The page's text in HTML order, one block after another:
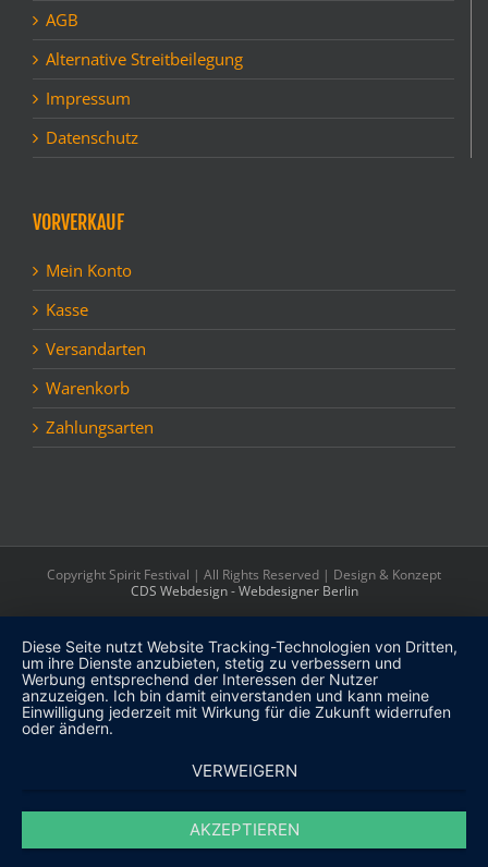
AGB
Alternative Streitbeilegung
Impressum
Datenschutz
VORVERKAUF
Mein Konto
Kasse
Versandarten
Warenkorb
Zahlungsarten
Copyright Spirit Festival | All Rights Reserved | Design & Konzept
CDS Webdesign - Webdesigner Berlin
Diese Seite nutzt Website Tracking-Technologien von Dritten,
um ihre Dienste anzubieten, stetig zu verbessern und
Werbung entsprechend der Interessen der Nutzer
anzuzeigen. Ich bin damit einverstanden und kann meine
Einwilligung jederzeit mit Wirkung für die Zukunft widerrufen
oder ändern.
VERWEIGERN
AKZEPTIEREN